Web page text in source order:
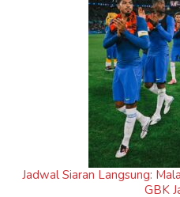
Jadwal Siaran Langsung:
GBK